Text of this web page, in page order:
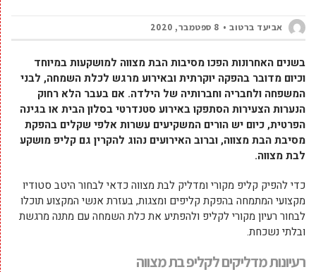
אביעד ברטוב 8 ספטמבר, 2020
בשנים האחרונות הפכו מסיבות הבת מצווה למושקעות במיוחד
וכיום מדובר בהפקה יוקרתית ובאירוע מרגש לכלת השמחה, לבני
המשפחה ולחבריה וחברותיה של הילדה. אם בעבר הלא רחוק
הנערות הצעירות הסתפקו באירוע סטנדרטי בסלון הבית או בגינה
הפרטית, כיום יש הורים המשקיעים עשרות אלפי שקלים בהפקת
מסיבת הבת מצווה, וברוב האירועים נהוג להקרין גם קליפ מושקע
לבת מצווה.
כדי להפיק קליפ מקורי ומדליק לבת מצווה כדאי לבחור היטב סטודיו
מקצועי המתמחה בהפקת קליפים ומצגות, בעזרת אנשי המקצוע תוכלו
לבחור רעיון מקורי לקליפ ולהפתיע את כלת השמחה עם מתנה מרגשת
ובלתי נשכחת.
רעיונות מדליקים לקליפ בת מצווה